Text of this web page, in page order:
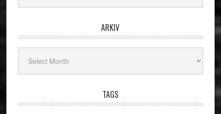
ARKIV
TAGS